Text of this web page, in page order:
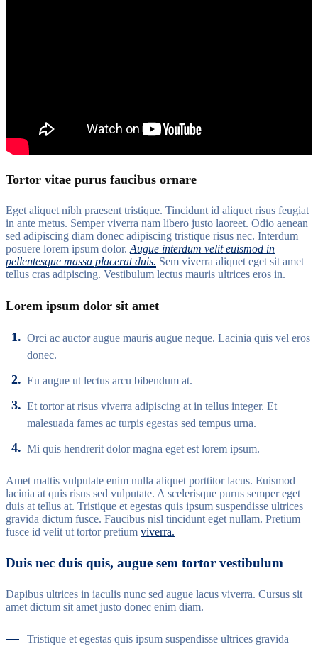
Tortor vitae purus faucibus ornare
Eget aliquet nibh praesent tristique. Tincidunt id aliquet risus feugiat
in ante metus. Semper viverra nam libero justo laoreet. Odio aenean
sed adipiscing diam donec adipiscing tristique risus nec. Interdum
posuere lorem ipsum dolor. Augue interdum velit euismod in
pellentesque massa placerat duis. Sem viverra aliquet eget sit amet
tellus cras adipiscing. Vestibulum lectus mauris ultrices eros in.
Lorem ipsum dolor sit amet
Orci ac auctor augue mauris augue neque. Lacinia quis vel eros
donec.
Eu augue ut lectus arcu bibendum at.
Et tortor at risus viverra adipiscing at in tellus integer. Et
malesuada fames ac turpis egestas sed tempus urna.
Mi quis hendrerit dolor magna eget est lorem ipsum.
Amet mattis vulputate enim nulla aliquet porttitor lacus. Euismod
lacinia at quis risus sed vulputate. A scelerisque purus semper eget
duis at tellus at. Tristique et egestas quis ipsum suspendisse ultrices
gravida dictum fusce. Faucibus nisl tincidunt eget nullam. Pretium
fusce id velit ut tortor pretium viverra.
Duis nec duis quis, augue sem tortor vestibulum
Dapibus ultrices in iaculis nunc sed augue lacus viverra. Cursus sit
amet dictum sit amet justo donec enim diam.
Tristique et egestas quis ipsum suspendisse ultrices gravida